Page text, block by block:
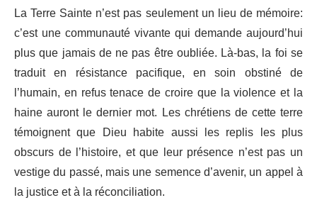
La Terre Sainte n’est pas seulement un lieu de mémoire:
c’est une communauté vivante qui demande aujourd’hui
plus que jamais de ne pas être oubliée. Là-bas, la foi se
traduit en résistance pacifique, en soin obstiné de
l’humain, en refus tenace de croire que la violence et la
haine auront le dernier mot. Les chrétiens de cette terre
témoignent que Dieu habite aussi les replis les plus
obscurs de l’histoire, et que leur présence n’est pas un
vestige du passé, mais une semence d’avenir, un appel à
la justice et à la réconciliation.